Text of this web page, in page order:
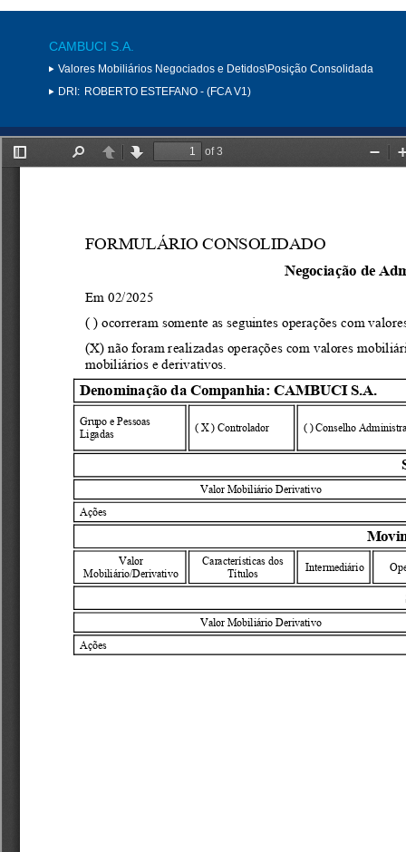
CAMBUCI S.A.
Valores Mobiliários Negociados e Detidos\Posição Consolidada
DRI: ROBERTO ESTEFANO - (FCA V1)